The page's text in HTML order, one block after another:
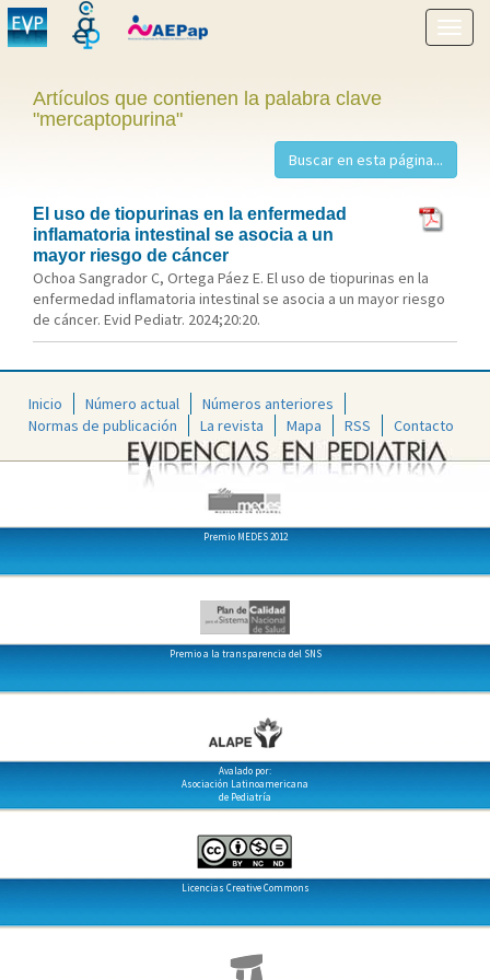
menú
Artículos que contienen la palabra clave
"mercaptopurina"
El uso de tiopurinas en la enfermedad
inflamatoria intestinal se asocia a un
mayor riesgo de cáncer
Ochoa Sangrador C, Ortega Páez E. El uso de tiopurinas en la
enfermedad inflamatoria intestinal se asocia a un mayor riesgo
de cáncer. Evid Pediatr. 2024;20:20.
Inicio Número actual
Números anteriores
Normas de publicación
La revista Mapa RSS Contacto
Premio MEDES 2012
Premio a la transparencia del SNS
Avalado por:
Asociación Latinoamericana
de Pediatría
Licencias Creative Commons